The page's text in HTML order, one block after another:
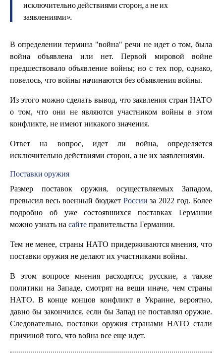
исключительно действиями сторон, а не их
заявлениями».
В определении термина "война" речи не идет о том, была
война объявлена или нет. Первой мировой войне
предшествовало объявление войны; но с тех пор, однако,
повелось, что войны начинаются без объявления войны.
Из этого можно сделать вывод, что заявления стран НАТО
о том, что они не являются участником войны в этом
конфликте, не имеют никакого значения.
Ответ на вопрос, идет ли война, определяется
исключительно действиями сторон, а не их заявлениями.
Поставки оружия
Размер поставок оружия, осуществляемых Западом,
превысил весь военный бюджет России за 2022 год. Более
подробно об уже состоявшихся поставках Германии
можно узнать на сайте правительства Германии.
Тем не менее, страны НАТО придерживаются мнения, что
поставки оружия не делают их участниками войны.
В этом вопросе мнения расходятся; русские, а также
политики на Западе, смотрят на вещи иначе, чем страны
НАТО. В конце концов конфликт в Украине, вероятно,
давно бы закончился, если бы Запад не поставлял оружие.
Следовательно, поставки оружия странами НАТО стали
причиной того, что война все еще идет.